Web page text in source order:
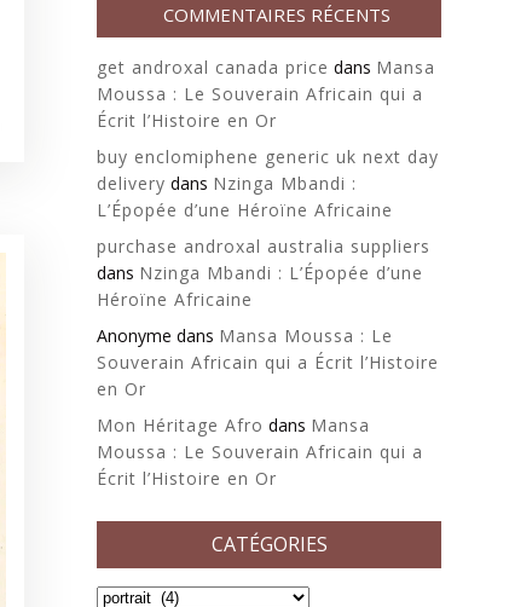
COMMENTAIRES RÉCENTS
get androxal canada price dans Mansa
Moussa : Le Souverain Africain qui a
Écrit l’Histoire en Or
buy enclomiphene generic uk next day
delivery dans Nzinga Mbandi :
L’Épopée d’une Héroïne Africaine
purchase androxal australia suppliers
dans Nzinga Mbandi : L’Épopée d’une
Héroïne Africaine
Anonyme dans Mansa Moussa : Le
Souverain Africain qui a Écrit l’Histoire
en Or
Mon Héritage Afro dans Mansa
Moussa : Le Souverain Africain qui a
Écrit l’Histoire en Or
CATÉGORIES
Catégories